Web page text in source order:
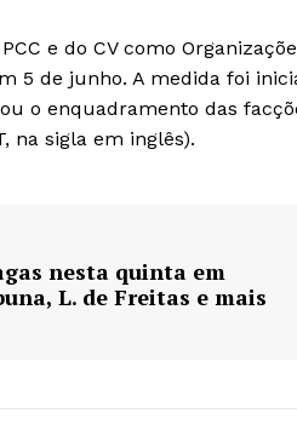
e do CV como
5 de junho. A medida foi
o enquadramento das
na sigla em inglês).
nesta quinta em
L. de Freitas e mais